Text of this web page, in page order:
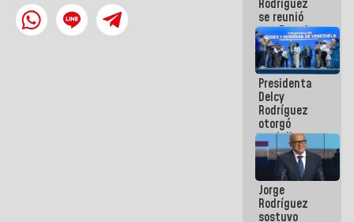
Rodríguez
se reunió
con Estado
Mayor
Eléctrico
para
abordar
planes de
acción
Presidenta
Delcy
Rodríguez
otorgó
medalla
"Héroe de
Venezuela"
a servidores
públicos
Jorge
Rodríguez
sostuvo